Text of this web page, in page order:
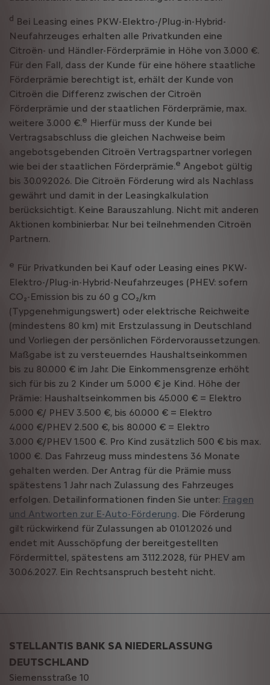
d Bei Leasing eines PKW-Elektro-/Plug-in-Hybrid-
Neufahrzeuges erhalten alle Privatkunden eine
Citroën- und Händler-Förderprämie in Höhe von 3.000 €.
Für den Fall, dass der Kunde für eine höhere staatliche
Förderprämie berechtigt ist, erhält der Kunde von
Citroën die Differenz zwischen der Citroën
Förderprämie und der staatlichen Förderprämie, max.
weitere 3.000 €.e Hierfür muss der Kunde bei
Vertragsabschluss die gleichen Nachweise beim
angebotsgebenden Citroën Vertragspartner vorlegen
wie bei der staatlichen Förderprämie.e Angebot gültig
bis 30.09.2026. Die Citroën Förderung wird als Nachlass
gewährt und damit in der Leasingkalkulation
berücksichtigt. Keine Barauszahlung. Nicht mit anderen
Aktionen kombinierbar. Nur bei teilnehmenden Citroën
Partnern.
e Für Privatkunden bei Kauf oder Leasing eines PKW-
Elektro-/Plug-in-Hybrid-Neufahrzeuges (PHEV: sofern
CO₂-Emission bis zu 60 g CO₂/km
(Typgenehmigungswert) oder elektrische Reichweite
(mindestens 80 km) mit Erstzulassung in Deutschland
und Vorliegen der persönlichen Fördervoraussetzungen.
Maßgabe ist zu versteuerndes Haushaltseinkommen
bis zu 80.000 € im Jahr. Die Einkommensgrenze erhöht
sich für bis zu 2 Kinder um 5.000 € je Kind. Höhe der
Prämie: Haushaltseinkommen bis 45.000 € = Elektro
5.000 €/ PHEV 3.500 €, bis 60.000 € = Elektro
4.000 €/PHEV 2.500 €, bis 80.000 € = Elektro
3.000 €/PHEV 1.500 €. Pro Kind zusätzlich 500 € bis max.
1.000 €. Das Fahrzeug muss mindestens 36 Monate
gehalten werden. Der Antrag für die Prämie muss
spätestens 1 Jahr nach Zulassung des Fahrzeuges
erfolgen. Detailinformationen finden Sie unter: Fragen
und Antworten zur E-Auto-Förderung. Die Förderung
gilt rückwirkend für Zulassungen ab 01.01.2026 und
endet mit Ausschöpfung der bereitgestellten
Fördermittel, spätestens am 31.12.2028, für PHEV am
30.06.2027. Ein Rechtsanspruch besteht nicht.
STELLANTIS BANK SA NIEDERLASSUNG
DEUTSCHLAND
Siemensstraße 10